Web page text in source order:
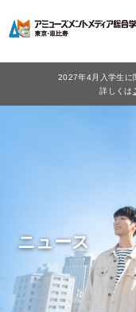
2027年4月入学生に
詳しくは
ニュース